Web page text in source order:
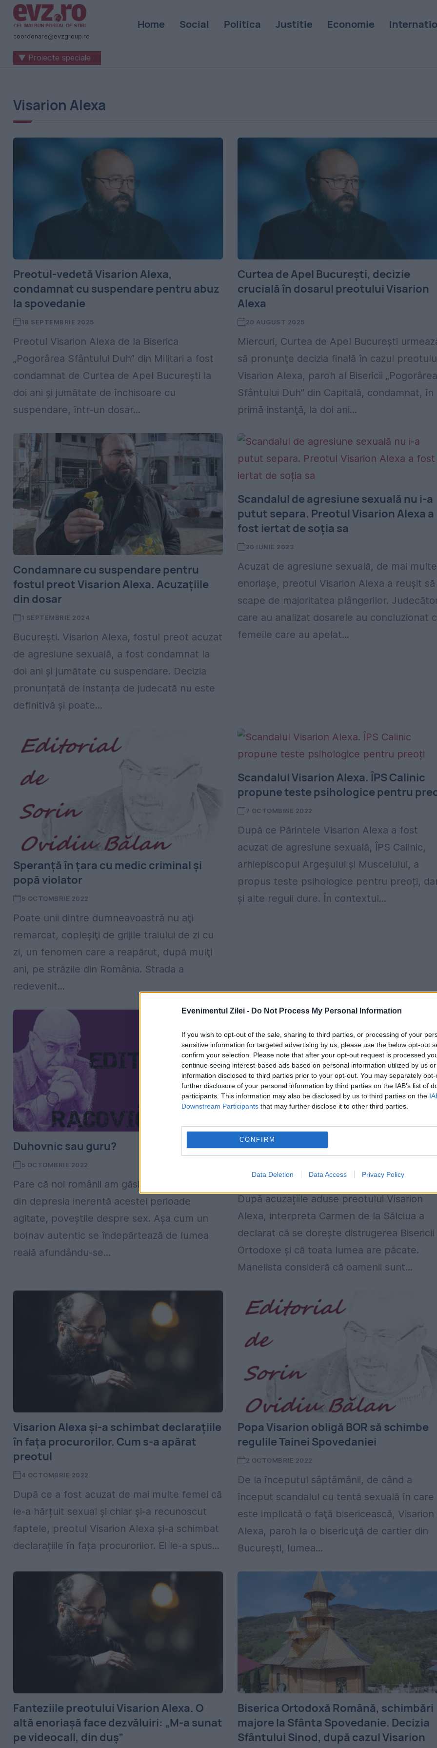
Evenimentul Zilei - Do Not Process My Personal Information
If you wish to opt-out of the sale, sharing to third parties, or processing of your
sensitive information for targeted advertising by us, please use the below opt-out
confirm your selection. Please note that after your opt-out request is processed
continue seeing interest-based ads based on personal information utilized by us
information disclosed to third parties prior to your opt-out. You may separately
further disclosure of your personal information by third parties on the IAB’s list of
participants. This information may also be disclosed by us to third parties on the
Downstream Participants that may further disclose it to other third parties.
CONFIRM
Data Deletion Data Access Privacy Policy
Știri
naționale
internaționale
România
-
coordonare@evzgroup.ro
Home Social Politica Justitie Economie
▼ Proiecte speciale
Visarion Alexa
Preotul-vedetă Visarion Alexa,
condamnat cu suspendare pentru abuz
la spovedanie
18 SEPTEMBRIE 2025
Preotul Visarion Alexa de la Biserica
„Pogorârea Sfântului Duh” din Militari a fost
condamnat de Curtea de Apel București la
doi ani și jumătate de închisoare cu
suspendare, într-un dosar...
Curtea de Apel Bucureşti, decizie
crucială în dosarul preotului Visarion
Alexa
20 AUGUST 2025
Miercuri, Curtea de Apel Bucureşti
să pronunţe decizia finală în cazul
Visarion Alexa, paroh al Bisericii
Sfântului Duh” din Capitală, condamnat, în
primă instanţă, la doi ani...
Condamnare cu suspendare pentru
fostul preot Visarion Alexa. Acuzațiile
din dosar
1 SEPTEMBRIE 2024
București. Visarion Alexa, fostul preot acuzat
de agresiune sexuală, a fost condamnat la
doi ani și jumătate cu suspendare. Decizia
pronunțată de instanța de judecată nu este
definitivă și poate...
Scandalul de agresiune sexuală nu i-a
putut separa. Preotul Visarion Alexa a
fost iertat de soția sa
20 IUNIE 2023
Acuzat de agresiune sexuală, de mai multe
enoriașe, preotul Visarion Alexa a reușit să
scape de majoritatea plângerilor.
care au analizat dosarele au concluzionat
femeile care au apelat...
Speranţă în ţara cu medic criminal şi
popă violator
9 OCTOMBRIE 2022
Poate unii dintre dumneavoastră nu aţi
remarcat, copleşiţi de grijile traiului de zi cu
zi, un fenomen care a reapărut, după mulţi
ani, pe străzile din România. Strada a
redevenit...
Scandalul Visarion Alexa. ÎPS Calinic
propune teste psihologice pentru
7 OCTOMBRIE 2022
După ce Părintele Visarion Alexa a fost
acuzat de agresiune sexuală, ÎPS Calinic,
arhiepiscopul Argeşului şi Muscelului, a
propus teste psihologice pentru preoți,
și alte reguli dure. În contextul...
Duhovnic sau guru?
5 OCTOMBRIE 2022
Pare că noi românii am găsit soluția de a ieși
din depresia inerentă acestei perioade
agitate, poveștile despre sex. Așa cum un
bolnav autentic se îndepărtează de lumea
reală afundându-se...
Manelista Carmen de la Sălciua îl
pe Visarion Alexa: „Toți avem păcate”
4 OCTOMBRIE 2022
După acuzațiile aduse preotului Visarion
Alexa, interpreta Carmen de la Sălciua a
declarat că se dorește distrugerea Bisericii
Ortodoxe și că toata lumea are păcate.
Manelista consideră că oamenii sunt...
Visarion Alexa și-a schimbat declarațiile
în fața procurorilor. Cum s-a apărat
preotul
4 OCTOMBRIE 2022
După ce a fost acuzat de mai multe femei că
le-a hărțuit sexual și chiar și-a recunoscut
faptele, preotul Visarion Alexa și-a schimbat
declarațiile în fața procurorilor. El le-a spus...
Popa Visarion obligă BOR să schimbe
regulile Tainei Spovedaniei
2 OCTOMBRIE 2022
De la începutul săptămânii, de când a
început scandalul cu tentă sexuală în care
este implicată o faţă bisericească, Visarion
Alexa, paroh la o bisericuţă de cartier din
Bucureşti, lumea...
Fanteziile preotului Visarion Alexa. O
altă enoriașă face dezvăluiri: „M-a sunat
pe videocall, din duş”
Biserica Ortodoxă Română, schimbări
majore la Sfânta Spovedanie. Decizia
Sfântului Sinod, după cazul Visarion